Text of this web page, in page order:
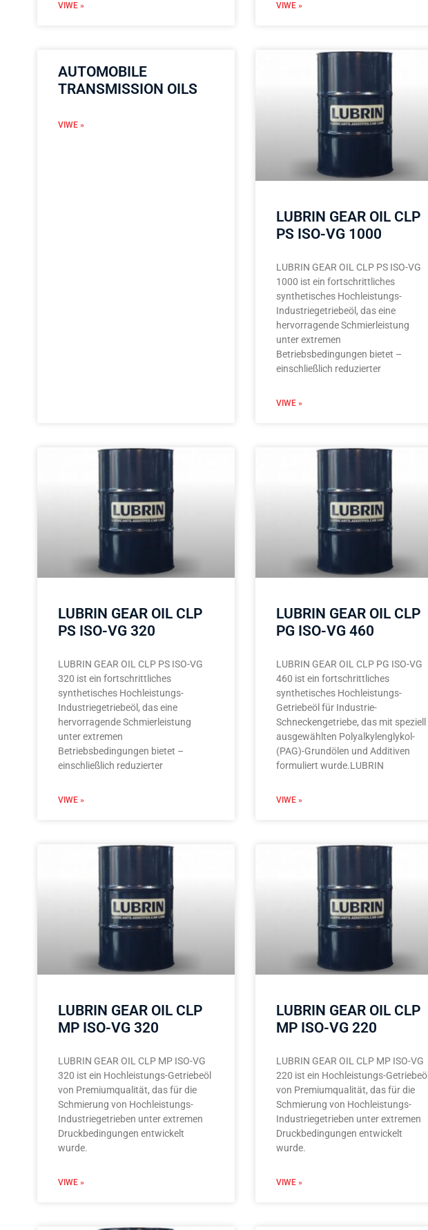
VIWE » VIWE »
AUTOMOBILE
TRANSMISSION OILS
VIWE »
LUBRIN GEAR OIL CLP
PS ISO-VG 1000
LUBRIN GEAR OIL CLP PS ISO-VG
1000 ist ein fortschrittliches
synthetisches Hochleistungs-
Industriegetriebeöl, das eine
hervorragende Schmierleistung
unter extremen
Betriebsbedingungen bietet –
einschließlich reduzierter
VIWE »
LUBRIN GEAR OIL CLP
PS ISO-VG 320
LUBRIN GEAR OIL CLP PS ISO-VG
320 ist ein fortschrittliches
synthetisches Hochleistungs-
Industriegetriebeöl, das eine
hervorragende Schmierleistung
unter extremen
Betriebsbedingungen bietet –
einschließlich reduzierter
VIWE »
LUBRIN GEAR OIL CLP
PG ISO-VG 460
LUBRIN GEAR OIL CLP PG ISO-VG
460 ist ein fortschrittliches
synthetisches Hochleistungs-
Getriebeöl für Industrie-
Schneckengetriebe, das mit speziell
ausgewählten Polyalkylenglykol-
(PAG)-Grundölen und Additiven
formuliert wurde.LUBRIN
VIWE »
LUBRIN GEAR OIL CLP
MP ISO-VG 320
LUBRIN GEAR OIL CLP MP ISO-VG
320 ist ein Hochleistungs-Getriebeöl
von Premiumqualität, das für die
Schmierung von Hochleistungs-
Industriegetrieben unter extremen
Druckbedingungen entwickelt
wurde.
VIWE »
LUBRIN GEAR OIL CLP
MP ISO-VG 220
LUBRIN GEAR OIL CLP MP ISO-VG
220 ist ein Hochleistungs-Getriebeöl
von Premiumqualität, das für die
Schmierung von Hochleistungs-
Industriegetrieben unter extremen
Druckbedingungen entwickelt
wurde.
VIWE »